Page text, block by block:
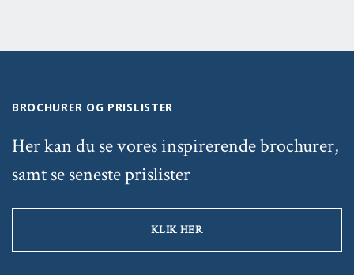
BROCHURER OG PRISLISTER
Her kan du se vores inspirerende brochurer,
samt se seneste prislister
KLIK HER